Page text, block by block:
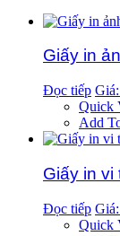
Giấy in
Đọc tiếp
Quick
Add
Giấy in vi
Đọc tiếp
Quick